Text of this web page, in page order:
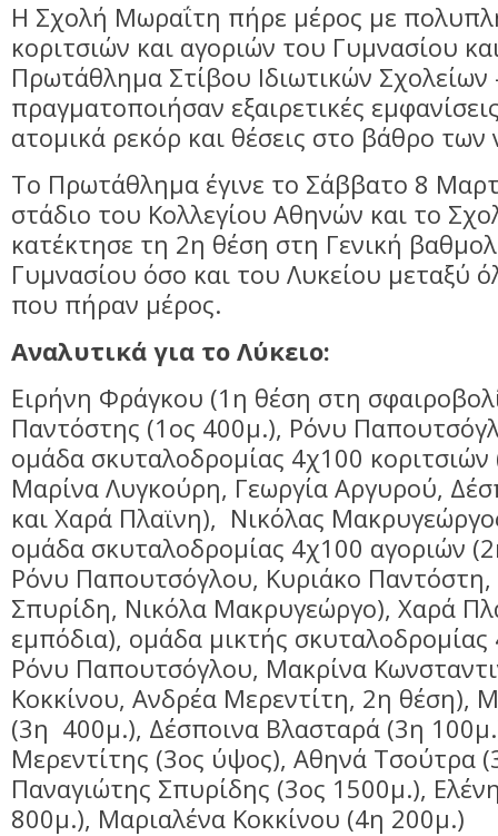
Η Σχολή Μωραΐτη πήρε μέρος με
κοριτσιών και αγοριών του Γυμνασίου
Πρωτάθλημα Στίβου Ιδιωτικών Σχολείων
πραγματοποιήσαν εξαιρετικές
ατομικά ρεκόρ και θέσεις στο βάθρο των
Το Πρωτάθλημα έγινε το Σάββατο 8
στάδιο του Κολλεγίου Αθηνών και το
κατέκτησε τη 2η θέση στη Γενική
Γυμνασίου όσο και του Λυκείου μεταξύ
που πήραν μέρος.
Αναλυτικά για το Λύκειο:
Ειρήνη Φράγκου (1η θέση στη
Παντόστης (1ος 400μ.), Ρόνυ
ομάδα σκυταλοδρομίας 4χ100 κοριτσιών
Μαρίνα Λυγκούρη, Γεωργία Αργυρού,
και Χαρά Πλαϊνη), Νικόλας
ομάδα σκυταλοδρομίας 4χ100 αγοριών
Ρόνυ Παπουτσόγλου, Κυριάκο
Σπυρίδη, Νικόλα Μακρυγεώργο), Χαρά
εμπόδια), ομάδα μικτής
Ρόνυ Παπουτσόγλου, Μακρίνα
Κοκκίνου, Ανδρέα Μερεντίτη, 2η θέση),
(3η 400μ.), Δέσποινα Βλασταρά (3η
Μερεντίτης (3ος ύψος), Αθηνά Τσούτρα
Παναγιώτης Σπυρίδης (3ος 1500μ.),
800μ.), Μαριαλένα Κοκκίνου (4η 200μ.)